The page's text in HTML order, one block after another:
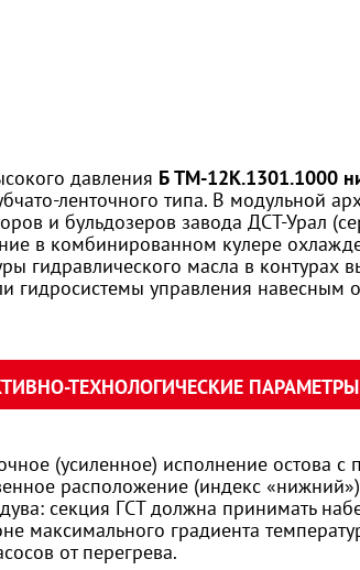
давления Б ТМ-12К.1301.1000
ленточного типа. В модульной
и бульдозеров завода ДСТ-Урал
в комбинированном кулере
гидравлического масла в контурах
гидросистемы управления навесным
ТЕХНОЛОГИЧЕСКИЕ ПАРАМЕТРЫ
(усиленное) исполнение остова
расположение (индекс
секция ГСТ должна принимать
максимального градиента
от перегрева.